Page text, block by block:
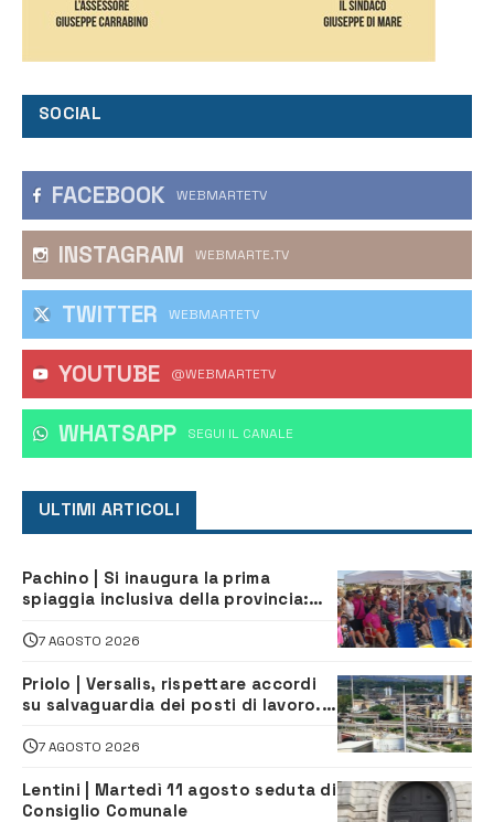
SOCIAL
FACEBOOK WEBMARTETV
INSTAGRAM WEBMARTE.TV
TWITTER WEBMARTETV
YOUTUBE @WEBMARTETV
WHATSAPP ‎SEGUI IL CANALE
ULTIMI ARTICOLI
Pachino | Si inaugura la prima
spiaggia inclusiva della provincia:
tutti
7 AGOSTO 2026
Priolo | Versalis, rispettare accordi
su salvaguardia dei posti di lavoro. Il
7 AGOSTO 2026
Lentini | Martedì 11 agosto seduta di
Consiglio Comunale